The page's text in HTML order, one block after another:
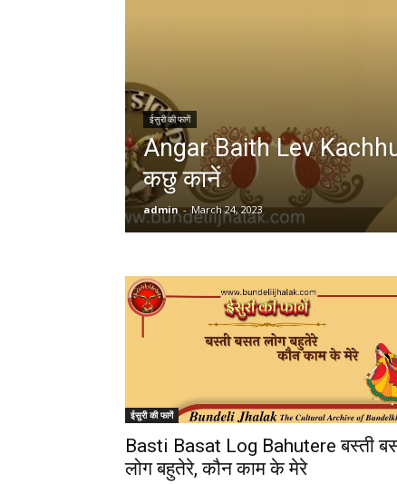
ईसुरी की फागें
Angar Baith Lev
कछु कानें
admin - March 24, 2023
ईसुरी की फागें
Basti Basat Log Bahutere बस्ती
लोग बहुतेरे, कौन काम के मेरे